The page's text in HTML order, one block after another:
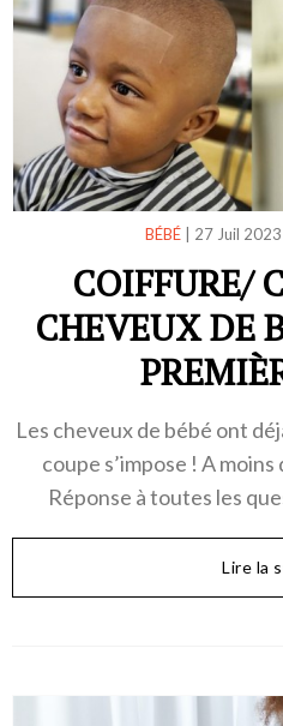
BÉBÉ 27 Juil 2023
COIFFURE/
CHEVEUX DE
Les cheveux de bébé ont
coupe s’impose ! A
Réponse à toutes les
Lire la